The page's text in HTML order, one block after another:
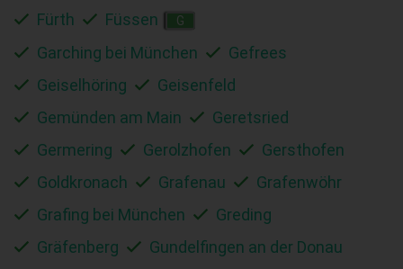
Fürth
Füssen G
Garching bei München
Gefrees
Geiselhöring
Geisenfeld
Gemünden am Main
Geretsried
Germering
Gerolzhofen
Gersthofen
Goldkronach
Grafenau
Grafenwöhr
Grafing bei München
Greding
Gräfenberg
Gundelfingen an der Donau